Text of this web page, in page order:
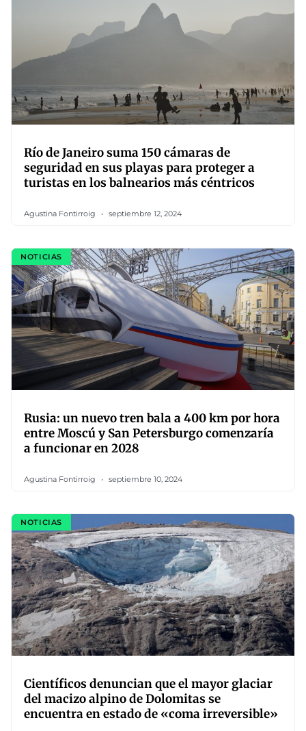
Río de Janeiro suma 150 cámaras de
seguridad en sus playas para proteger a
turistas en los balnearios más céntricos
Agustina Fontirroig septiembre 12, 2024
NOTICIAS
Rusia: un nuevo tren bala a 400 km por hora
entre Moscú y San Petersburgo comenzaría
a funcionar en 2028
Agustina Fontirroig septiembre 10, 2024
NOTICIAS
Científicos denuncian que el mayor glaciar
del macizo alpino de Dolomitas se
encuentra en estado de «coma irreversible»